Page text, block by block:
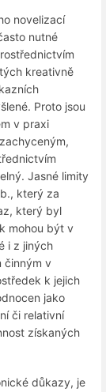
novelizací
nutné
kreativně
Proto jsou
v praxi
Jasné limity
který za
který byl
mohou být v
i z jiných
činným v
k jejich
jako
či relativní
získaných
důkazy, je